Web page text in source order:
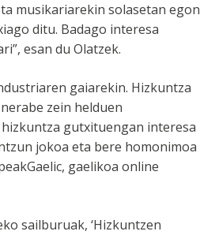
musikariarekin solasetan egon
ditu. Badago interesa
esan du Olatzek.
gaiarekin. Hizkuntza
zein helduen
gutxituengan interesa
jokoa eta bere homonimoa
gaelikoa online
sailburuak, ‘Hizkuntzen